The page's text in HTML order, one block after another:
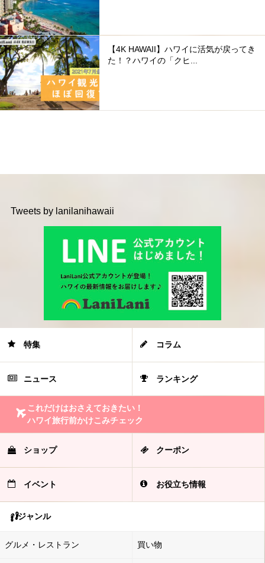
【4K HAWAII】ハワイに活気が戻ってき
た！？ハワイの「クヒ...
Tweets by lanilanihawaii
特集 コラム
ニュース ランキング
これだけはおさえておきたい！
ハワイ旅行前かけこみチェック
ショップ クーポン
イベント お役立ち情報
ジャンル
グルメ・レストラン 買い物